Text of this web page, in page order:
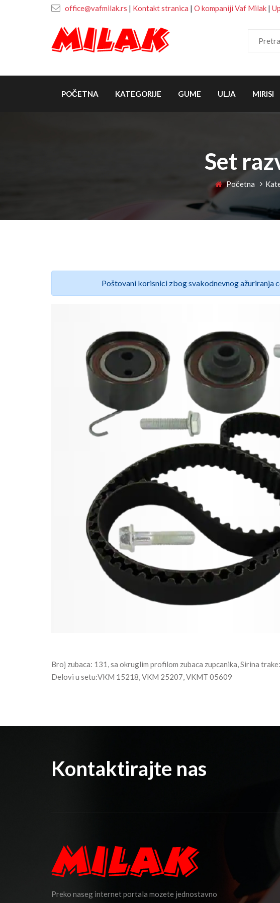
office@vafmilak.rs | Kontakt stranica | O kompaniji Vaf Milak |
POČETNA KATEGORIJE GUME ULJA MIRISI
Set
Početna
Poštovani korisnici zbog svakodnevnog ažuriranja
Broj zubaca: 131, sa okruglim profilom zubaca zupcanika, Sirina
Delovi u setu:VKM 15218, VKM 25207, VKMT 05609
Kontaktirajte nas
Preko naseg internet portala mozete jednostavno